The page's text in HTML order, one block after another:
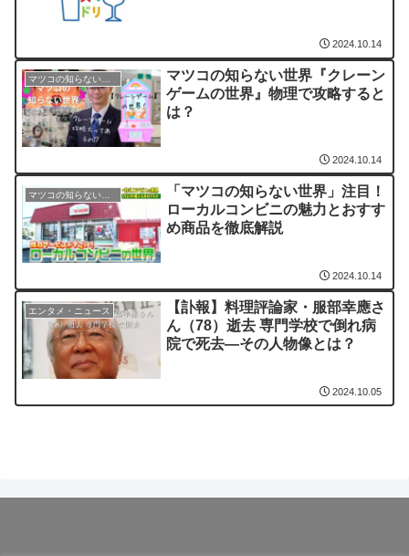
2024.10.14
マツコの知らない世界
マツコの知らない世界『クレーン
ゲームの世界』物理で攻略すると
は？
2024.10.14
マツコの知らない世界
「マツコの知らない世界」注目！
ローカルコンビニの魅力とおすす
め商品を徹底解説
2024.10.14
エンタメ・ニュース
【訃報】料理評論家・服部幸應さ
ん（78）逝去 専門学校で倒れ病
院で死去—その人物像とは？
2024.10.05